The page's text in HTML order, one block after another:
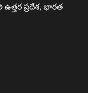
ప్రదేశ, భారత